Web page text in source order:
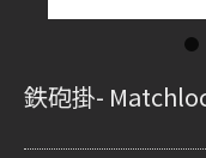
鉄砲掛-